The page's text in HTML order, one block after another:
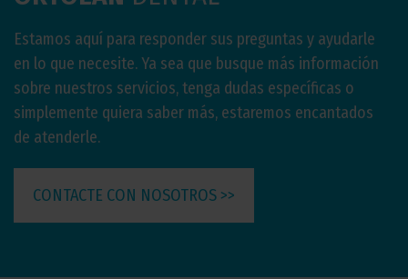
Estamos aquí para responder sus preguntas y ayudarle
en lo que necesite. Ya sea que busque más información
sobre nuestros servicios, tenga dudas específicas o
simplemente quiera saber más, estaremos encantados
de atenderle.
CONTACTE CON NOSOTROS >>